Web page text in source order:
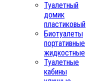
Туалетный
домик
пластиковый
Биотуалеты
портативные
жидкостные
Туалетные
кабины